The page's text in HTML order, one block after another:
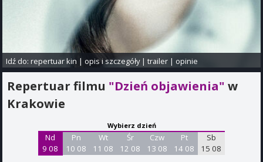
Idź do:repertuar kin |opis i szczegóły|trailer | opinie
Repertuar filmu "Dzień objawienia" w
Krakowie
Wybierz dzień
Nd
9 08
Pn
10 08
Wt
11 08
Śr
12 08
Czw
13 08
Pt
14 08
Sb
15 08